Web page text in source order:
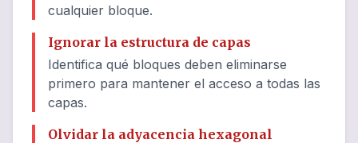
cualquier bloque.
Ignorar la estructura de capas
Identifica qué bloques deben eliminarse
primero para mantener el acceso a todas las
capas.
Olvidar la adyacencia hexagonal